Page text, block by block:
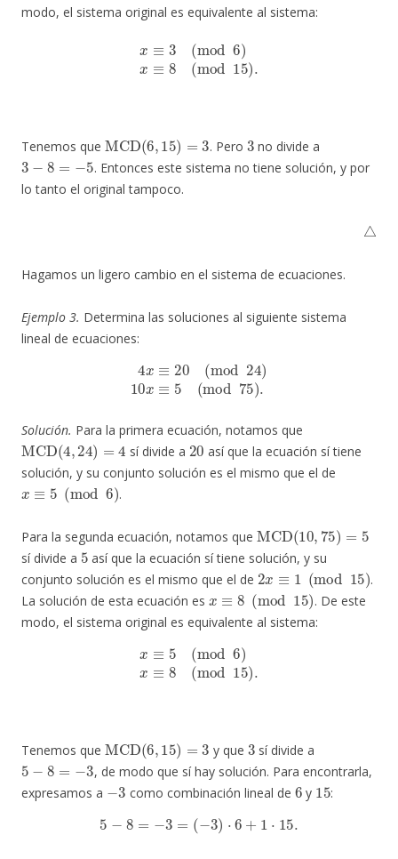
modo, el sistema original es equivalente al sistema:
3(mod )x≡8(mod
Tenemos que
MCD 6, 15)=
. Pero
3
no divide a
3−8=−5
. Entonces este sistema no tiene solución, y por
lo tanto el original tampoco.
△
Hagamos un ligero cambio en el sistema de ecuaciones.
Ejemplo 3. Determina las soluciones al siguiente sistema
lineal de ecuaciones:
(mod 24 10x≡5 mod
Solución. Para la primera ecuación, notamos que
MCD(4, 24)= 4
sí divide a
20
así que la ecuación sí tiene
solución, y su conjunto solución es el mismo que el de
x≡5(mod 6)
.
Para la segunda ecuación, notamos que
MCD 10 75)
sí divide a
5
así que la ecuación sí tiene solución, y su
conjunto solución es el mismo que el de
2x≡1(mod 15
.
La solución de esta ecuación es
x≡ 8(mod 15
. De este
modo, el sistema original es equivalente al sistema:
5(mod )x≡8(mod
Tenemos que
6 )
y que sí divide a
5 −8=−3
, de modo que sí hay solución. Para encontrarla,
expresamos a
− 3
como combinación lineal de
6
y
15
:
5 −3 − )⋅6 +1 15.
+ 23